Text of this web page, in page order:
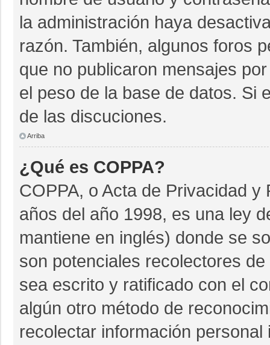
la administración haya
razón. También, algunos foros
que no publicaron mensajes
el peso de la base de datos. Si
de las discuciones.
Arriba
¿Qué es COPPA?
COPPA, o Acta de Privacidad
años del año 1998, es una ley
mantiene en inglés) donde se
son potenciales recolectores
sea escrito y ratificado con el
algún otro método de
recolectar información